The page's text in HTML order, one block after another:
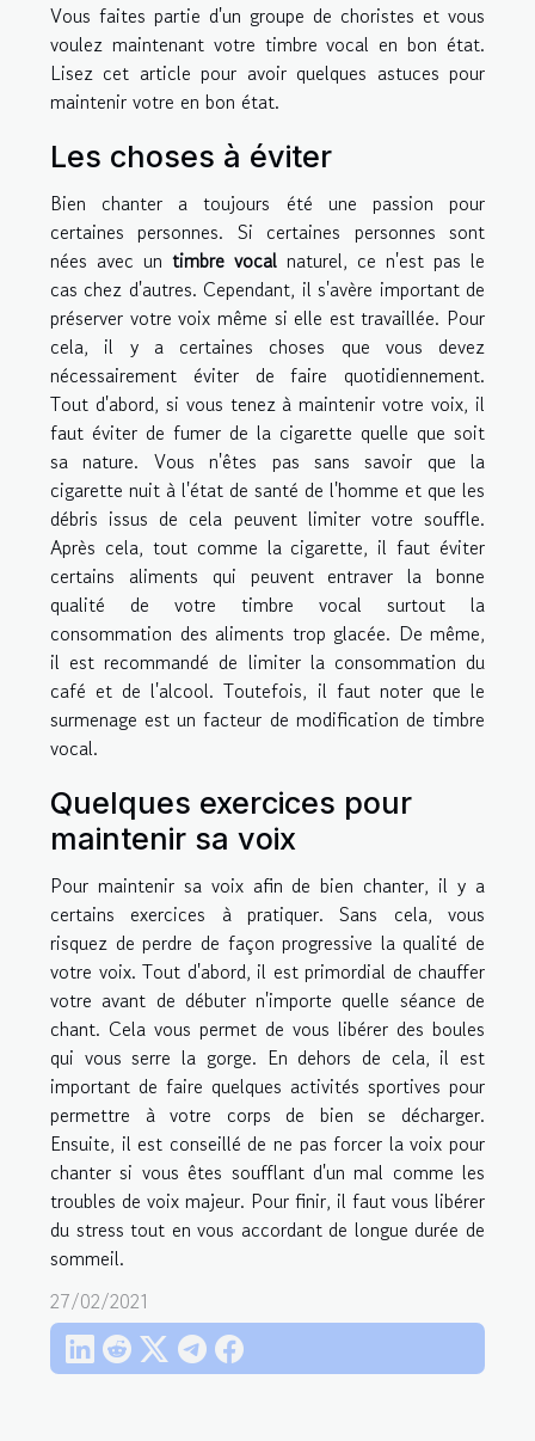
Vous faites partie d'un groupe de choristes et vous
voulez maintenant votre timbre vocal en bon état.
Lisez cet article pour avoir quelques astuces pour
maintenir votre en bon état.
Les choses à éviter
Bien chanter a toujours été une passion pour
certaines personnes. Si certaines personnes sont
nées avec un timbre vocal naturel, ce n'est pas le
cas chez d'autres. Cependant, il s'avère important de
préserver votre voix même si elle est travaillée. Pour
cela, il y a certaines choses que vous devez
nécessairement éviter de faire quotidiennement.
Tout d'abord, si vous tenez à maintenir votre voix, il
faut éviter de fumer de la cigarette quelle que soit
sa nature. Vous n'êtes pas sans savoir que la
cigarette nuit à l'état de santé de l'homme et que les
débris issus de cela peuvent limiter votre souffle.
Après cela, tout comme la cigarette, il faut éviter
certains aliments qui peuvent entraver la bonne
qualité de votre timbre vocal surtout la
consommation des aliments trop glacée. De même,
il est recommandé de limiter la consommation du
café et de l'alcool. Toutefois, il faut noter que le
surmenage est un facteur de modification de timbre
vocal.
Quelques exercices pour
maintenir sa voix
Pour maintenir sa voix afin de bien chanter, il y a
certains exercices à pratiquer. Sans cela, vous
risquez de perdre de façon progressive la qualité de
votre voix. Tout d'abord, il est primordial de chauffer
votre avant de débuter n'importe quelle séance de
chant. Cela vous permet de vous libérer des boules
qui vous serre la gorge. En dehors de cela, il est
important de faire quelques activités sportives pour
permettre à votre corps de bien se décharger.
Ensuite, il est conseillé de ne pas forcer la voix pour
chanter si vous êtes soufflant d'un mal comme les
troubles de voix majeur. Pour finir, il faut vous libérer
du stress tout en vous accordant de longue durée de
sommeil.
27/02/2021